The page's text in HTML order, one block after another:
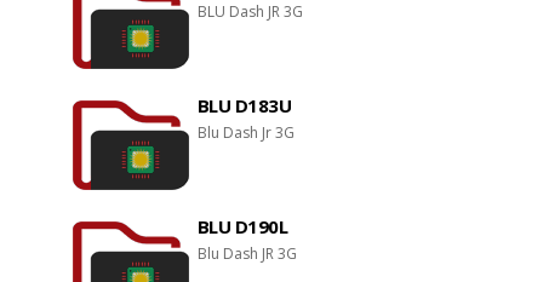
BLU Dash JR 3G
BLU D183U
Blu Dash Jr 3G
BLU D190L
Blu Dash JR 3G